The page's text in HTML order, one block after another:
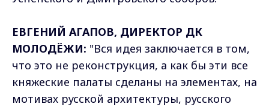
ЕВГЕНИЙ АГАПОВ, ДИРЕКТОР ДК
МОЛОДЁЖИ: "Вся идея заключается в том,
что это не реконструкция, а как бы эти все
княжеские палаты сделаны на элементах, на
мотивах русской архитектуры, русского